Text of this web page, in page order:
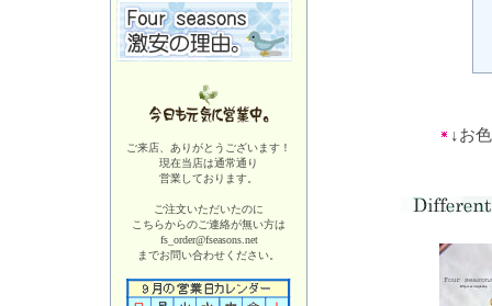
ご来店、ありがとうございます！
現在当店は通常通り
営業しております。
ご注文いただいたのに
こちらからのご連絡が無い方は
fs_order@fseasons.net
までお問い合わせください。
↓お